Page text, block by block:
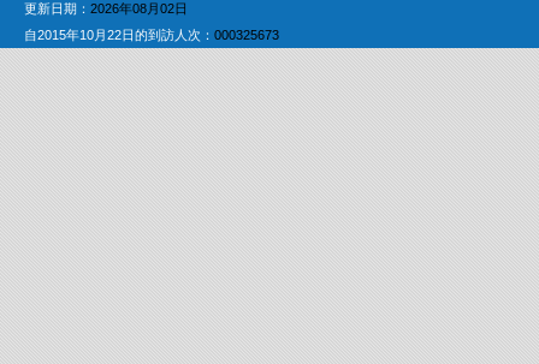
更新日期： 2026年08月02日
自2015年10月22日的到訪人次： 000325673